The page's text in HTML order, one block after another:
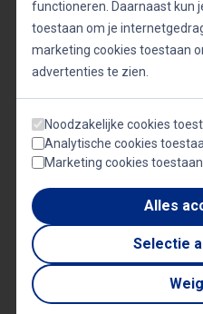
aan diverse initiatieven
toewijding aan het
carrières van mensen.
toonaangevende
en Achmea, evenals zijn
radioprogramma’s en
brede
uiteenlopende
beïnvloeden.
David Hulsenboom is
functioneren. Daarnaast kun
toestaan om je
marketing cookies toestaan
advertenties te zien.
Noodzakelijke cookies
Analytische cookies
Marketing cookies toestaan
Alles
Selectie